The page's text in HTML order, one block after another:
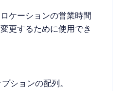
ケーションの営業時間
更するために使用でき
ションの配列。